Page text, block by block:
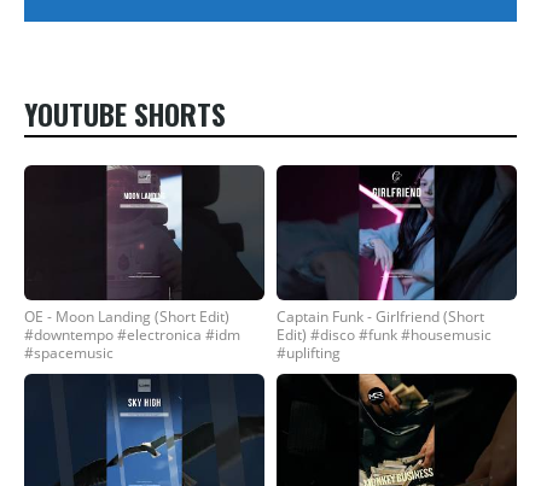
YOUTUBE SHORTS
OE - Moon Landing (Short Edit)
#downtempo #electronica #idm
#spacemusic
Captain Funk - Girlfriend (Short
Edit) #disco #funk #housemusic
#uplifting